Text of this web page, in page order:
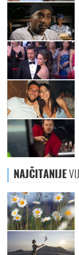
NAJČITANIJE